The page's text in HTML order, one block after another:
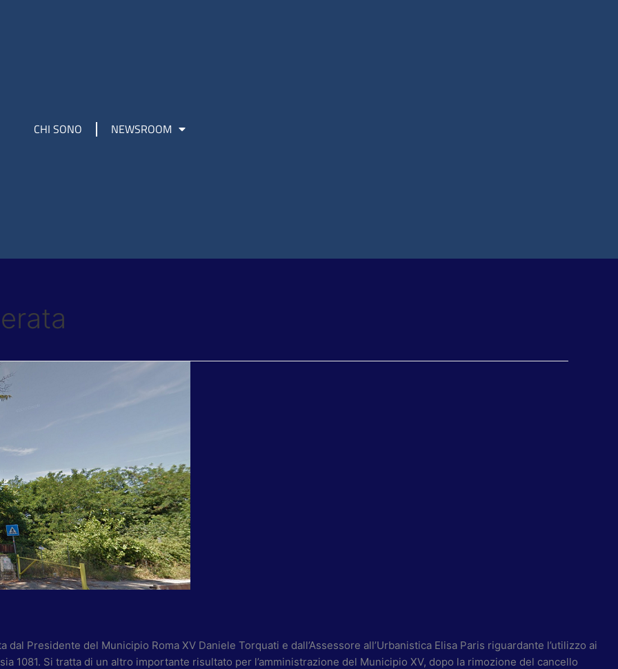
CHI SONO NEWSROOM
Presidente del Municipio Roma XV Daniele Torquati e dall’Assessore all’Urbanistica Elisa Paris riguardante l’utilizzo ai
1081. Si tratta di un altro importante risultato per l’amministrazione del Municipio XV, dopo la rimozione del cancello